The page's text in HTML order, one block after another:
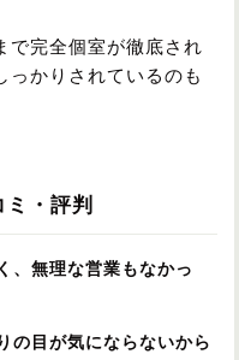
で完全個室が徹底され
っかりされているのも
・評判
、無理な営業もなかっ
の目が気にならないから